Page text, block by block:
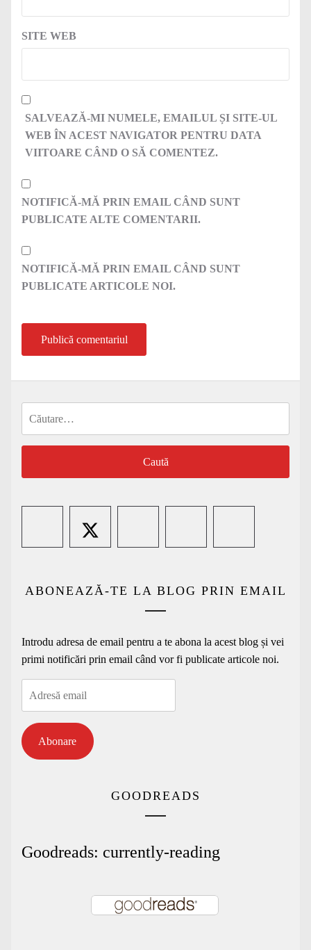
SITE WEB
SALVEAZĂ-MI NUMELE, EMAILUL ȘI SITE-UL
WEB ÎN ACEST NAVIGATOR PENTRU DATA
VIITOARE CÂND O SĂ COMENTEZ.
NOTIFICĂ-MĂ PRIN EMAIL CÂND SUNT
PUBLICATE ALTE COMENTARII.
NOTIFICĂ-MĂ PRIN EMAIL CÂND SUNT
PUBLICATE ARTICOLE NOI.
ABONEAZĂ-TE LA BLOG PRIN EMAIL
Introdu adresa de email pentru a te abona la acest blog și vei
primi notificări prin email când vor fi publicate articole noi.
Abonare
GOODREADS
Goodreads: currently-reading